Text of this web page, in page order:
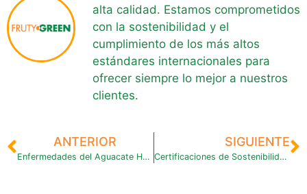
alta calidad. Estamos comprometidos
con la sostenibilidad y el
cumplimiento de los más altos
estándares internacionales para
ofrecer siempre lo mejor a nuestros
clientes.
ANTERIOR
Enfermedades del Aguacate Hass: ¿Cómo Identificarlas y Controlarlas?
SIGUIENTE
Certificaciones de Sostenibilidad para Agroindustria: Guía Completa